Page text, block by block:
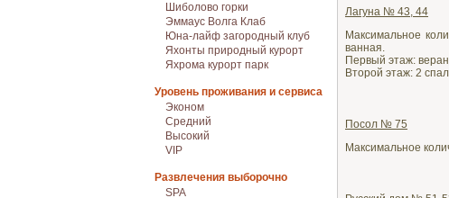
Шиболово горки
Эммаус Волга Клаб
Юна-лайф загородный клуб
Яхонты природный курорт
Яхрома курорт парк
Уровень проживания и сервиса
Эконом
Средний
Высокий
VIP
Развлечения выборочно
SPA
Лагуна № 43, 44
Максимальное
ванная.
Первый этаж:
Второй этаж: 2
Посол № 75
Максимальное